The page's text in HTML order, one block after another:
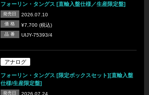
フォーリン・タングス [直輸入盤仕様／生産限定盤]
発売日 2026.07.10
価 格 ¥7,700 (税込)
品 番 UIJY-75393/4
アナログ
フォーリン・タングス [限定ボックスセット][直輸入盤
仕様/生産限定盤]
発売日 2026.07.24